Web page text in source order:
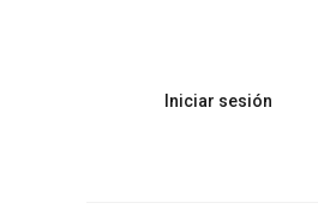
Iniciar sesión